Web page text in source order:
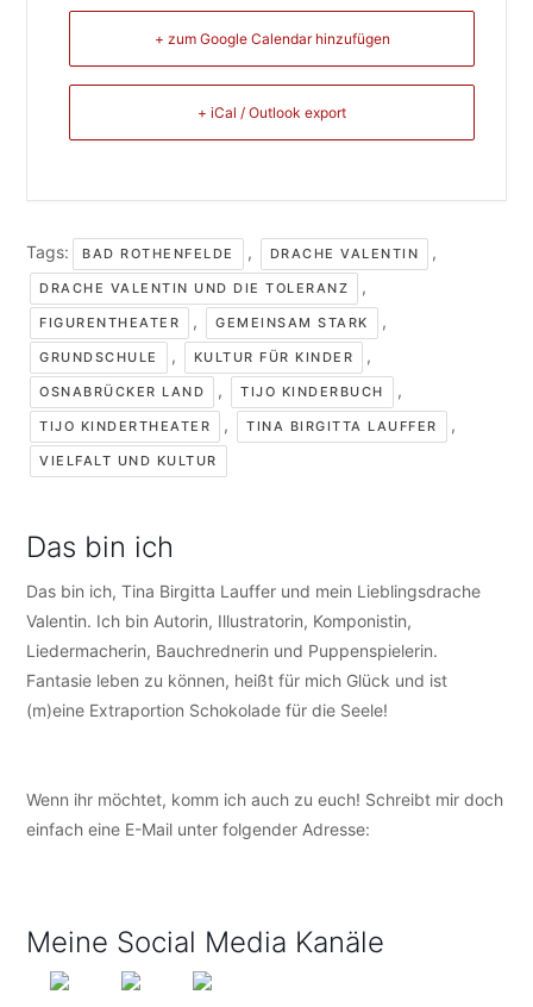
+ zum Google Calendar hinzufügen
+ iCal / Outlook export
Tags: BAD ROTHENFELDE , DRACHE VALENTIN ,
DRACHE VALENTIN UND DIE TOLERANZ ,
FIGURENTHEATER , GEMEINSAM STARK ,
GRUNDSCHULE , KULTUR FÜR KINDER ,
OSNABRÜCKER LAND , TIJO KINDERBUCH ,
TIJO KINDERTHEATER , TINA BIRGITTA LAUFFER ,
VIELFALT UND KULTUR
Das bin ich
Das bin ich, Tina Birgitta Lauffer und mein Lieblingsdrache
Valentin. Ich bin Autorin, Illustratorin, Komponistin,
Liedermacherin, Bauchrednerin und Puppenspielerin.
Fantasie leben zu können, heißt für mich Glück und ist
(m)eine Extraportion Schokolade für die Seele!
Wenn ihr möchtet, komm ich auch zu euch! Schreibt mir doch
einfach eine E-Mail unter folgender Adresse:
Meine Social Media Kanäle